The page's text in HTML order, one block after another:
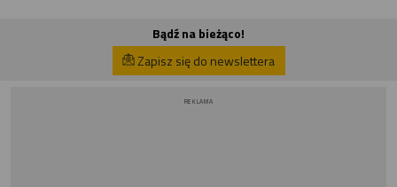
Bądź na bieżąco!
Zapisz się do newslettera
REKLAMA